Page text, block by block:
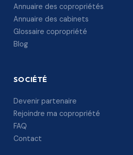
Annuaire des copropriétés
Annuaire des cabinets
Glossaire copropriété
Blog
SOCIÉTÉ
Devenir partenaire
Rejoindre ma copropriété
FAQ
Contact